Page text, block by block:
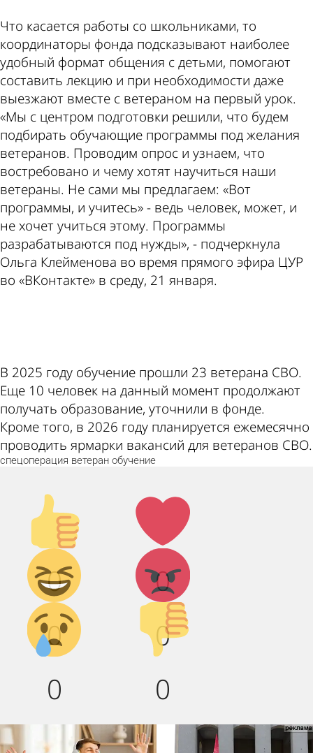
Что касается работы со школьниками, то
координаторы фонда подсказывают наиболее
удобный формат общения с детьми, помогают
составить лекцию и при необходимости даже
выезжают вместе с ветераном на первый урок.
«Мы с центром подготовки решили, что будем
подбирать обучающие программы под желания
ветеранов. Проводим опрос и узнаем, что
востребовано и чему хотят научиться наши
ветераны. Не сами мы предлагаем: «Вот
программы, и учитесь» - ведь человек, может, и
не хочет учиться этому. Программы
разрабатываются под нужды», - подчеркнула
Ольга Клейменова во время прямого эфира ЦУР
во «ВКонтакте» в среду, 21 января.
В 2025 году обучение прошли 23 ветерана СВО.
Еще 10 человек на данный момент продолжают
получать образование, уточнили в фонде.
Кроме того, в 2026 году планируется ежемесячно
проводить ярмарки вакансий для ветеранов СВО.
спецоперация ветеран обучение
Палец
вверх!
0
Лайк!
0
Дикий
смех!
0
Агрессия!
0
Грусть :(
0
Палец
вниз!
0